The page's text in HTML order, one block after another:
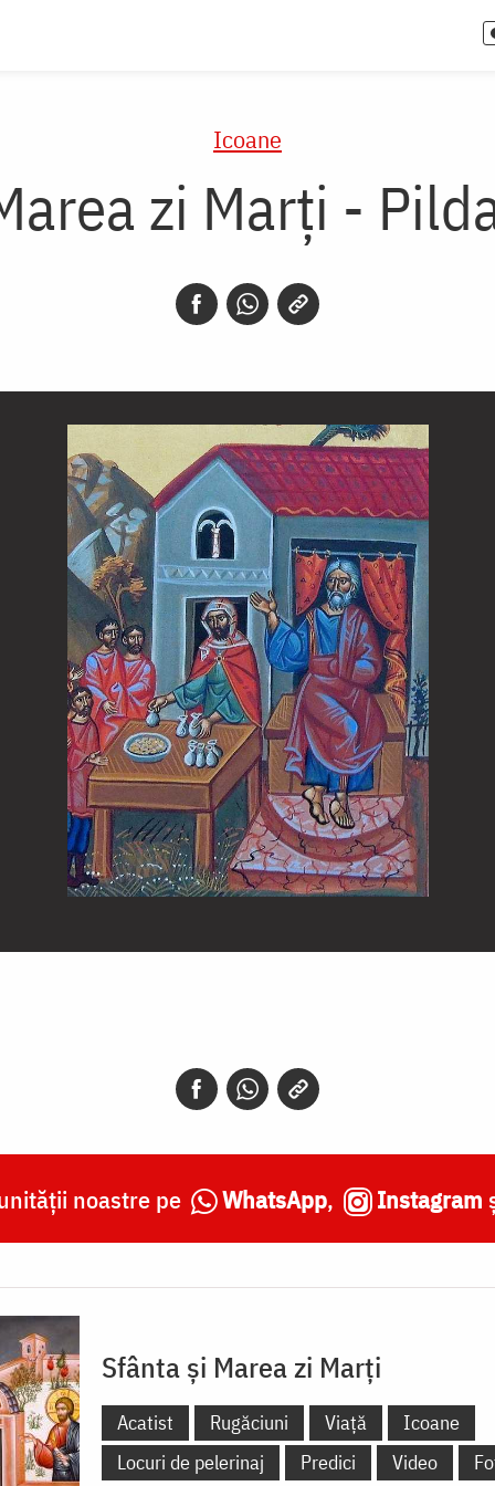
Icoane
zi Marți -
noastre pe WhatsApp, Instagram
Sfânta și Marea zi Marți
Acatist Rugăciuni Viață
Icoane
Locuri de pelerinaj
Predici Video